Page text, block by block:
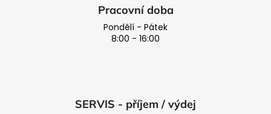
Pracovní doba
Pondělí - Pátek
8:00 - 16:00
SERVIS - příjem / výdej